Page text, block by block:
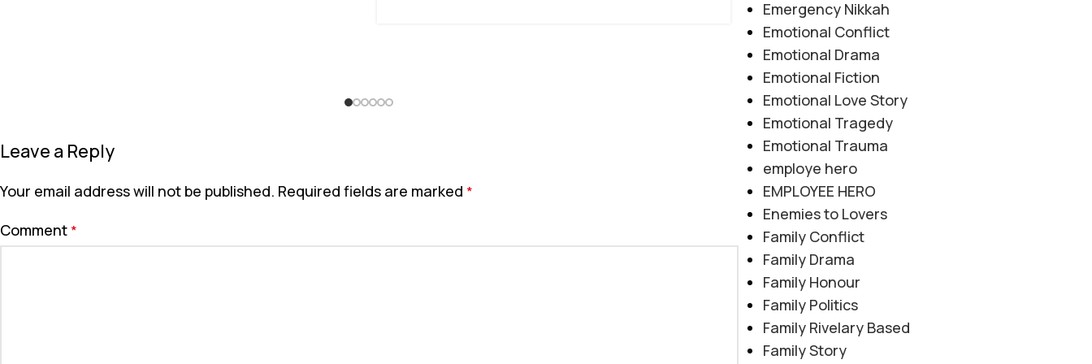
Leave a Reply
Your email address will not be published. Required fields are marked *
Comment *
Emergency Nikkah
Emotional Conflict
Emotional Drama
Emotional Fiction
Emotional Love Story
Emotional Tragedy
Emotional Trauma
employe hero
EMPLOYEE HERO
Enemies to Lovers
Family Conflict
Family Drama
Family Honour
Family Politics
Family Rivelary Based
Family Story